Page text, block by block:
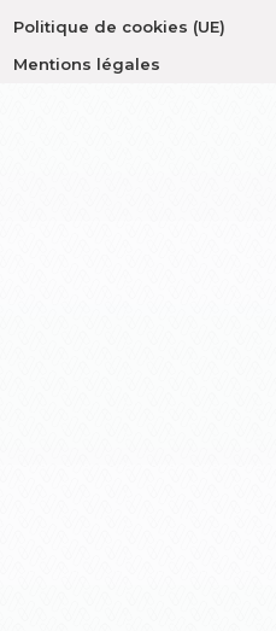
Politique de cookies (UE)
Mentions légales